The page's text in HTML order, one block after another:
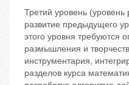
Третий уровень (уровень
развитие предыдущего
этого уровня требуются
размышления и
инструментария,
разделов курса